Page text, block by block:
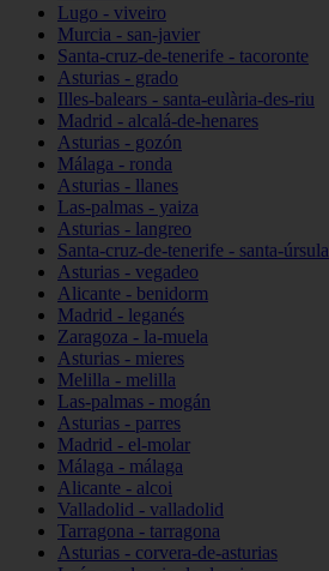
Lugo - viveiro
Murcia - san-javier
Santa-cruz-de-tenerife - tacoronte
Asturias - grado
Illes-balears - santa-eulària-des-riu
Madrid - alcalá-de-henares
Asturias - gozón
Málaga - ronda
Asturias - llanes
Las-palmas - yaiza
Asturias - langreo
Santa-cruz-de-tenerife - santa-úrsula
Asturias - vegadeo
Alicante - benidorm
Madrid - leganés
Zaragoza - la-muela
Asturias - mieres
Melilla - melilla
Las-palmas - mogán
Asturias - parres
Madrid - el-molar
Málaga - málaga
Alicante - alcoi
Valladolid - valladolid
Tarragona - tarragona
Asturias - corvera-de-asturias